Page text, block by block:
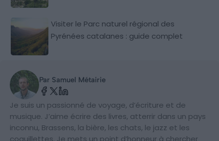
Visiter le Parc naturel régional des
Pyrénées catalanes : guide complet
Par Samuel Métairie
Je suis un passionné de voyage, d’écriture et de
musique. J’aime écrire des livres, atterrir dans un pays
inconnu, Brassens, la bière, les chats, le jazz et les
coquillettes. Je mets un point d’honneur à chercher